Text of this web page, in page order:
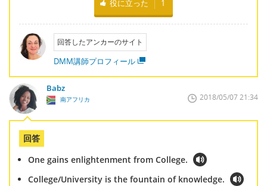
役に立った 1
回答したアンカーのサイト
DMM講師プロフィール
Babz
南アフリカ 2018/05/07 21:34
回答
One gains enlightenment from College.
College/University is the fountain of knowledge.